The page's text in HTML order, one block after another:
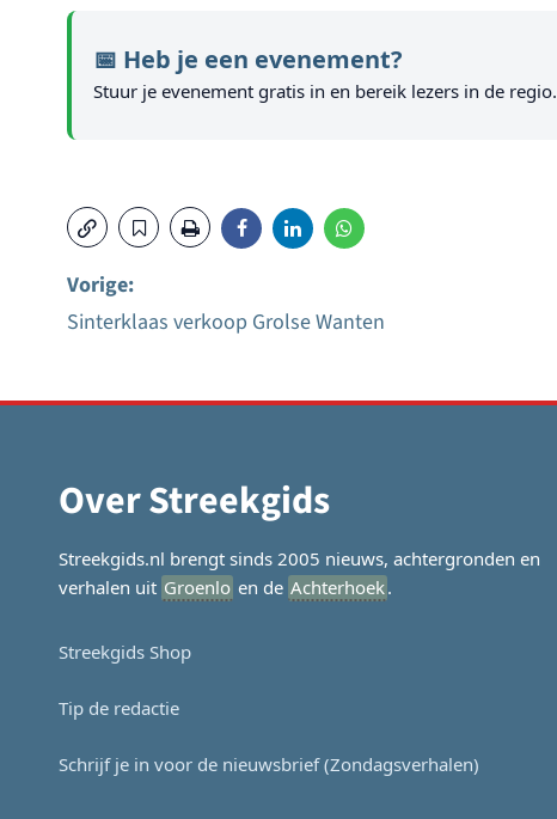
📅 Heb je een evenement?
Stuur je evenement gratis in en bereik lezers in de regio.
navigatie
Vorige:
Sinterklaas verkoop Grolse Wanten
Over Streekgids
Streekgids.nl brengt sinds 2005 nieuws, achtergronden en
verhalen uit Groenlo en de Achterhoek.
Streekgids Shop
Tip de redactie
Schrijf je in voor de nieuwsbrief (Zondagsverhalen)